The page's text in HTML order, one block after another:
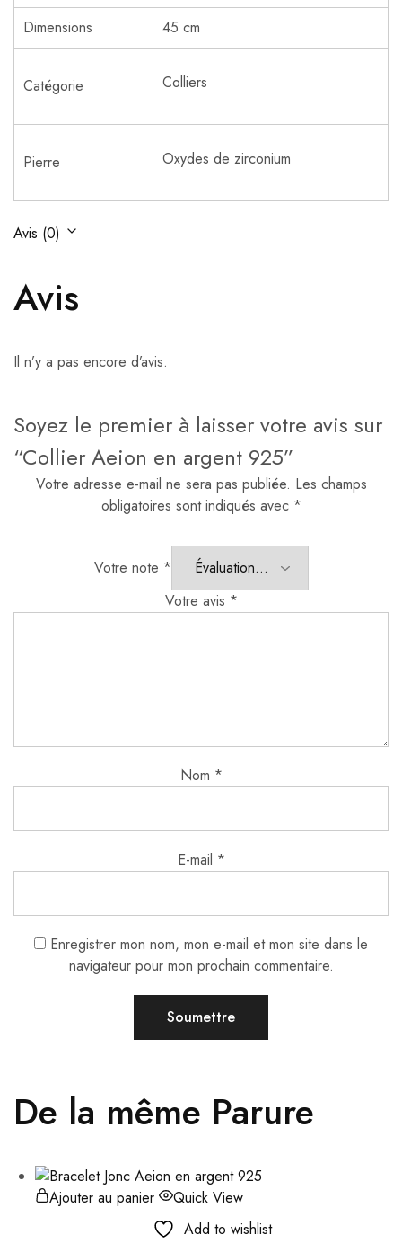
Dimensions
45 cm
Catégorie Colliers
Pierre Oxydes de zirconium
Avis (0)
Avis
Il n’y a pas encore d’avis.
Soyez le premier à laisser votre avis sur
“Collier Aeion en argent 925”
Votre adresse e-mail ne sera pas publiée. Les champs
obligatoires sont indiqués avec *
Votre note *
Votre avis *
Nom *
E-mail *
Enregistrer mon nom, mon e-mail et mon site dans le
navigateur pour mon prochain commentaire.
De la même Parure
Ajouter au panier
Quick View
Add to wishlist